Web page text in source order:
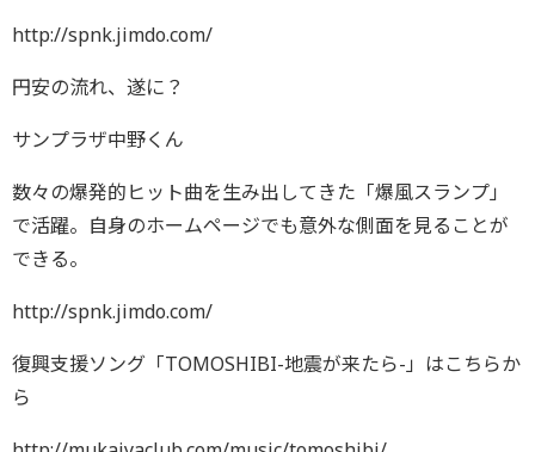
http://spnk.jimdo.com/
円安の流れ、遂に？
サンプラザ中野くん
数々の爆発的ヒット曲を生み出してきた「爆風スランプ」
で活躍。自身のホームページでも意外な側面を見ることが
できる。
http://spnk.jimdo.com/
復興支援ソング「TOMOSHIBI-地震が来たら-」はこちらか
ら